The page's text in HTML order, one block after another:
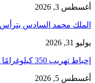
أغسطس 3, 2026
الملك محمد السادس
يوليو 31, 2026
إحباط تهريب 350 كيلوغرامًا من الشيرا محشوة داخل قوالب…
أغسطس 5, 2026